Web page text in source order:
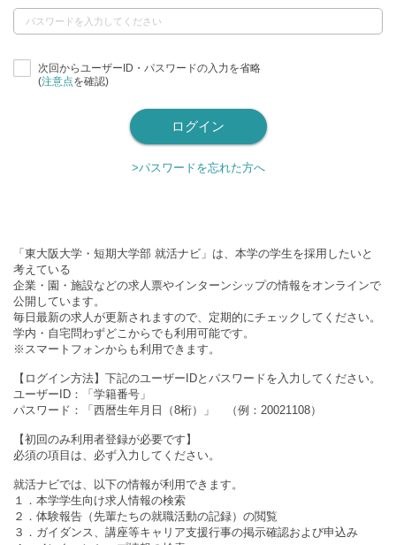
次回からユーザーID・パスワードの入力を省略
(注意点を確認)
>パスワードを忘れた方へ
「東大阪大学・短期大学部 就活ナビ」は、本学の学生を採用したいと
考えている
企業・園・施設などの求人票やインターンシップの情報をオンラインで
公開しています。
毎日最新の求人が更新されますので、定期的にチェックしてください。
学内・自宅問わずどこからでも利用可能です。
※スマートフォンからも利用できます。
【ログイン方法】下記のユーザーIDとパスワードを入力してください。
ユーザーID：「学籍番号」
パスワード：「西暦生年月日（8桁）」 （例：20021108）
【初回のみ利用者登録が必要です】
必須の項目は、必ず入力してください。
就活ナビでは、以下の情報が利用できます。
１．本学学生向け求人情報の検索
２．体験報告（先輩たちの就職活動の記録）の閲覧
３．ガイダンス、講座等キャリア支援行事の掲示確認および申込み